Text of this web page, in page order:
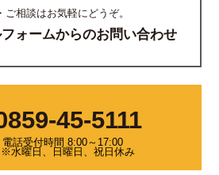
ご相談はお気軽にどうぞ。
フォームからのお問い合わせ
45-5111
電話受付時間 8:00～17:00
※水曜日、日曜日、祝日休み